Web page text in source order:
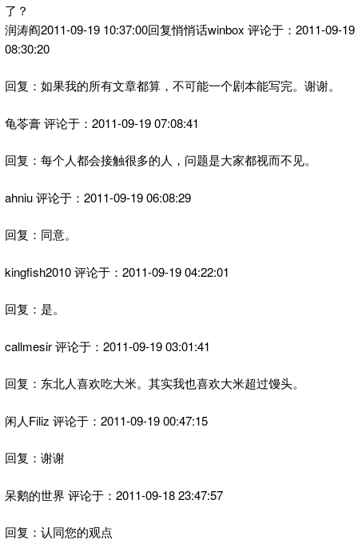
了？
润涛阎2011-09-19 10:37:00回复悄悄话winbox 评论于：2011-09-19
08:30:20
回复：如果我的所有文章都算，不可能一个剧本能写完。谢谢。
龟苓膏 评论于：2011-09-19 07:08:41
回复：每个人都会接触很多的人，问题是大家都视而不见。
ahniu 评论于：2011-09-19 06:08:29
回复：同意。
kingfish2010 评论于：2011-09-19 04:22:01
回复：是。
callmesir 评论于：2011-09-19 03:01:41
回复：东北人喜欢吃大米。其实我也喜欢大米超过馒头。
闲人Filiz 评论于：2011-09-19 00:47:15
回复：谢谢
呆鹅的世界 评论于：2011-09-18 23:47:57
回复：认同您的观点